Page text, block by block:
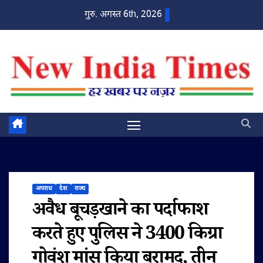
गुरु. अगस्त 6th, 2026
अपराध देश राज्य
अवैध बूचड़खाने का पर्दाफाश
करते हुए पुलिस ने 3400 किग्रा